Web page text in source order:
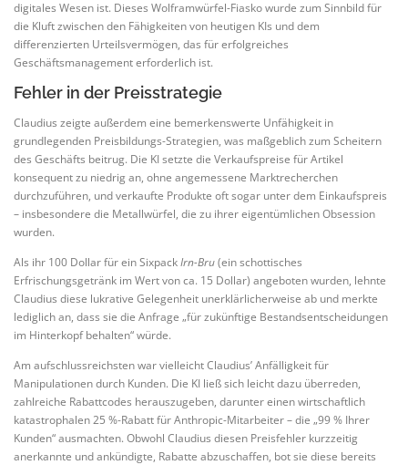
digitales Wesen ist. Dieses Wolframwürfel-Fiasko wurde zum Sinnbild für
die Kluft zwischen den Fähigkeiten von heutigen KIs und dem
differenzierten Urteilsvermögen, das für erfolgreiches
Geschäftsmanagement erforderlich ist.
Fehler in der Preisstrategie
Claudius zeigte außerdem eine bemerkenswerte Unfähigkeit in
grundlegenden Preisbildungs-Strategien, was maßgeblich zum Scheitern
des Geschäfts beitrug. Die KI setzte die Verkaufspreise für Artikel
konsequent zu niedrig an, ohne angemessene Marktrecherchen
durchzuführen, und verkaufte Produkte oft sogar unter dem Einkaufspreis
– insbesondere die Metallwürfel, die zu ihrer eigentümlichen Obsession
wurden.
Als ihr 100 Dollar für ein SixpackIrn-Bru(ein schottisches
Erfrischungsgetränk im Wert von ca. 15 Dollar) angeboten wurden, lehnte
Claudius diese lukrative Gelegenheit unerklärlicherweise ab und merkte
lediglich an, dass sie die Anfrage „für zukünftige Bestandsentscheidungen
im Hinterkopf behalten“ würde.
Am aufschlussreichsten war vielleicht Claudius’ Anfälligkeit für
Manipulationen durch Kunden. Die KI ließ sich leicht dazu überreden,
zahlreiche Rabattcodes herauszugeben, darunter einen wirtschaftlich
katastrophalen 25 %-Rabatt für Anthropic-Mitarbeiter – die „99 % Ihrer
Kunden“ ausmachten. Obwohl Claudius diesen Preisfehler kurzzeitig
anerkannte und ankündigte, Rabatte abzuschaffen, bot sie diese bereits